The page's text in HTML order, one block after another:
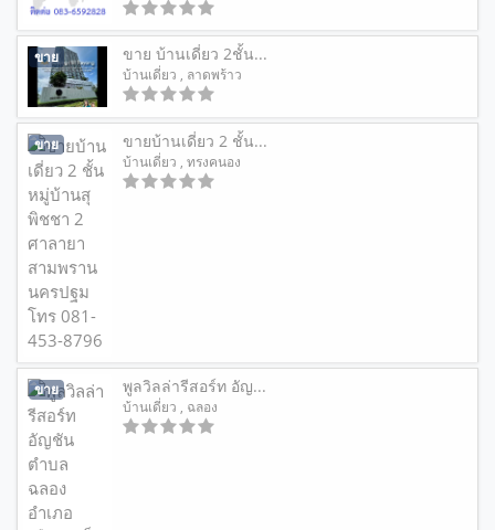
ขาย ขาย บ้านเดี่ยว 2ชั้น...
บ้านเดี่ยว , ลาดพร้าว
ขาย ขายบ้านเดี่ยว 2 ชั้น...
บ้านเดี่ยว , ทรงคนอง
ขาย พูลวิลล่ารีสอร์ท อัญ...
บ้านเดี่ยว , ฉลอง